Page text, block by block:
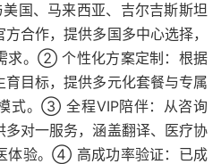
国、马来西亚、吉尔吉斯斯坦
合作，提供多国多中心选择，
求。② 个性化方案定制：根据
目标，提供多元化套餐与专属
式。③ 全程VIP陪伴：从咨询
对一服务，涵盖翻译、医疗协
体验。④ 高成功率验证：已成